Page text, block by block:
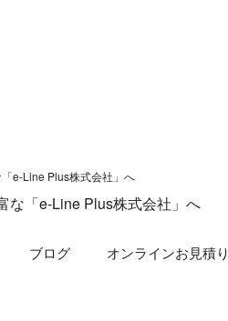
な「e-Line Plus株式会社」へ
ブログ オンラインお見積り